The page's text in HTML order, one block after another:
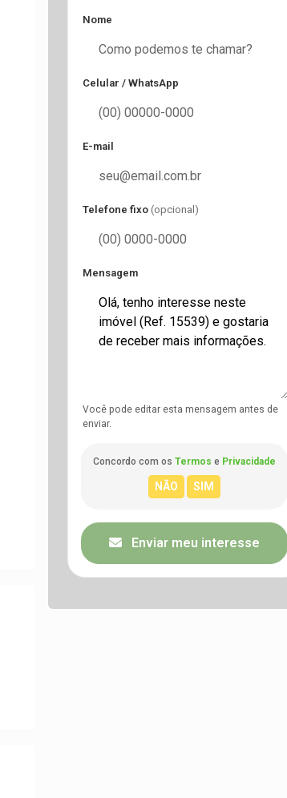
Nome
Celular / WhatsApp
E-mail
Telefone fixo (opcional)
Mensagem
Você pode editar esta mensagem antes de
enviar.
Concordo com os Termos e Privacidade
Enviar meu interesse